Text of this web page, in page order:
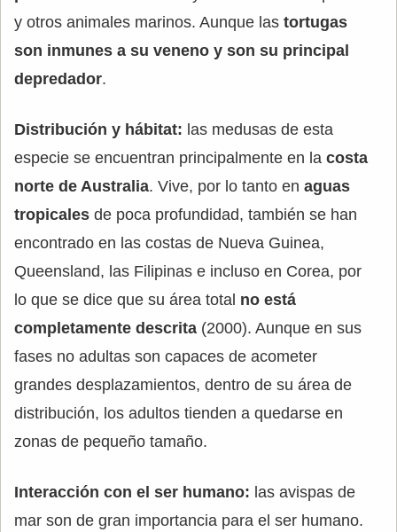
y otros animales marinos. Aunque las tortugas
son inmunes a su veneno y son su principal
depredador.
Distribución y hábitat: las medusas de esta
especie se encuentran principalmente en la costa
norte de Australia. Vive, por lo tanto en aguas
tropicales de poca profundidad, también se han
encontrado en las costas de Nueva Guinea,
Queensland, las Filipinas e incluso en Corea, por
lo que se dice que su área total no está
completamente descrita (2000). Aunque en sus
fases no adultas son capaces de acometer
grandes desplazamientos, dentro de su área de
distribución, los adultos tienden a quedarse en
zonas de pequeño tamaño.
Interacción con el ser humano: las avispas de
mar son de gran importancia para el ser humano.